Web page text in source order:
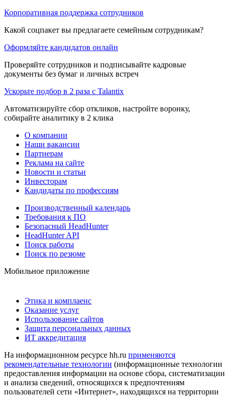
Корпоративная поддержка сотрудников
Какой соцпакет вы предлагаете семейным сотрудникам?
Оформляйте кандидатов онлайн
Проверяйте сотрудников и подписывайте кадровые
документы без бумаг и личных встреч
Ускорьте подбор в 2 раза с Talantix
Автоматизируйте сбор откликов, настройте воронку,
собирайте аналитику в 2 клика
О компании
Наши вакансии
Партнерам
Реклама на сайте
Новости и статьи
Инвесторам
Кандидаты по профессиям
Производственный календарь
Требования к ПО
Безопасный HeadHunter
HeadHunter API
Поиск работы
Поиск по резюме
Мобильное приложение
Этика и комплаенс
Оказание услуг
Использование сайтов
Защита персональных данных
ИТ аккредитация
На информационном ресурсе hh.ru применяются
рекомендательные технологии (информационные технологии
предоставления информации на основе сбора, систематизации
и анализа сведений, относящихся к предпочтениям
пользователей сети «Интернет», находящихся на территории